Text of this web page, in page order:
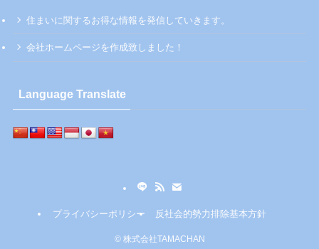
住まいに関するお得な情報を発信していきます。
会社ホームページを作成致しました！
Language Translate
プライバシーポリシー 反社会的勢力排除基本方針
©株式会社TAMACHAN